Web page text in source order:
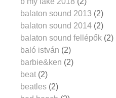
balaton sound 2013 (2)
balaton sound 2014 (2)
balaton sound fellépők (2)
baló istván (2)
barbie&ken (2)
beat (2)
beatles (2)